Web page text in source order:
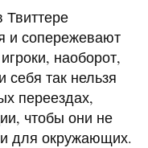
Твиттере
и сопережевают
наоборот,
себя так нельзя
переездах,
чтобы они не
для окружающих.